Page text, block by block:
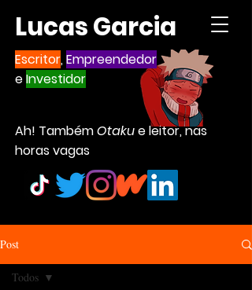
Lucas Garcia
Escritor,Empreendedor
eInvestidor
Ah! TambémOtakue leitor, nas
horas vagas
Post
Todos